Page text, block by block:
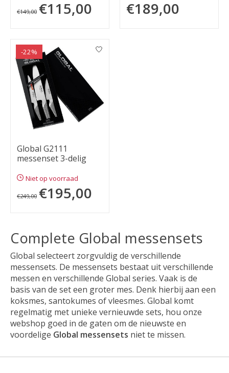
€149,00 €115,00 €189,00
-22%
Global G2111
messenset 3-delig
Niet op voorraad
€249,00 €195,00
Complete Global messensets
Global selecteert zorgvuldig de verschillende
messensets. De messensets bestaat uit verschillende
messen en verschillende Global series. Vaak is de
basis van de set een groter mes. Denk hierbij aan een
koksmes, santokumes of vleesmes. Global komt
regelmatig met unieke vernieuwde sets, hou onze
webshop goed in de gaten om de nieuwste en
voordelige Global messensets niet te missen.